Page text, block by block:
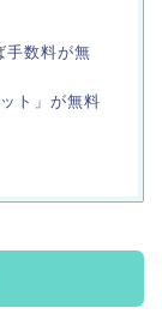
手数料が無
ト」が無料